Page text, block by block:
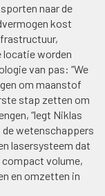
naar de
kost
locatie worden
van pas: “We
om maanstof
stap zetten om
“legt Niklas
de wetenschappers
lasersysteem dat
compact volume,
en omzetten in